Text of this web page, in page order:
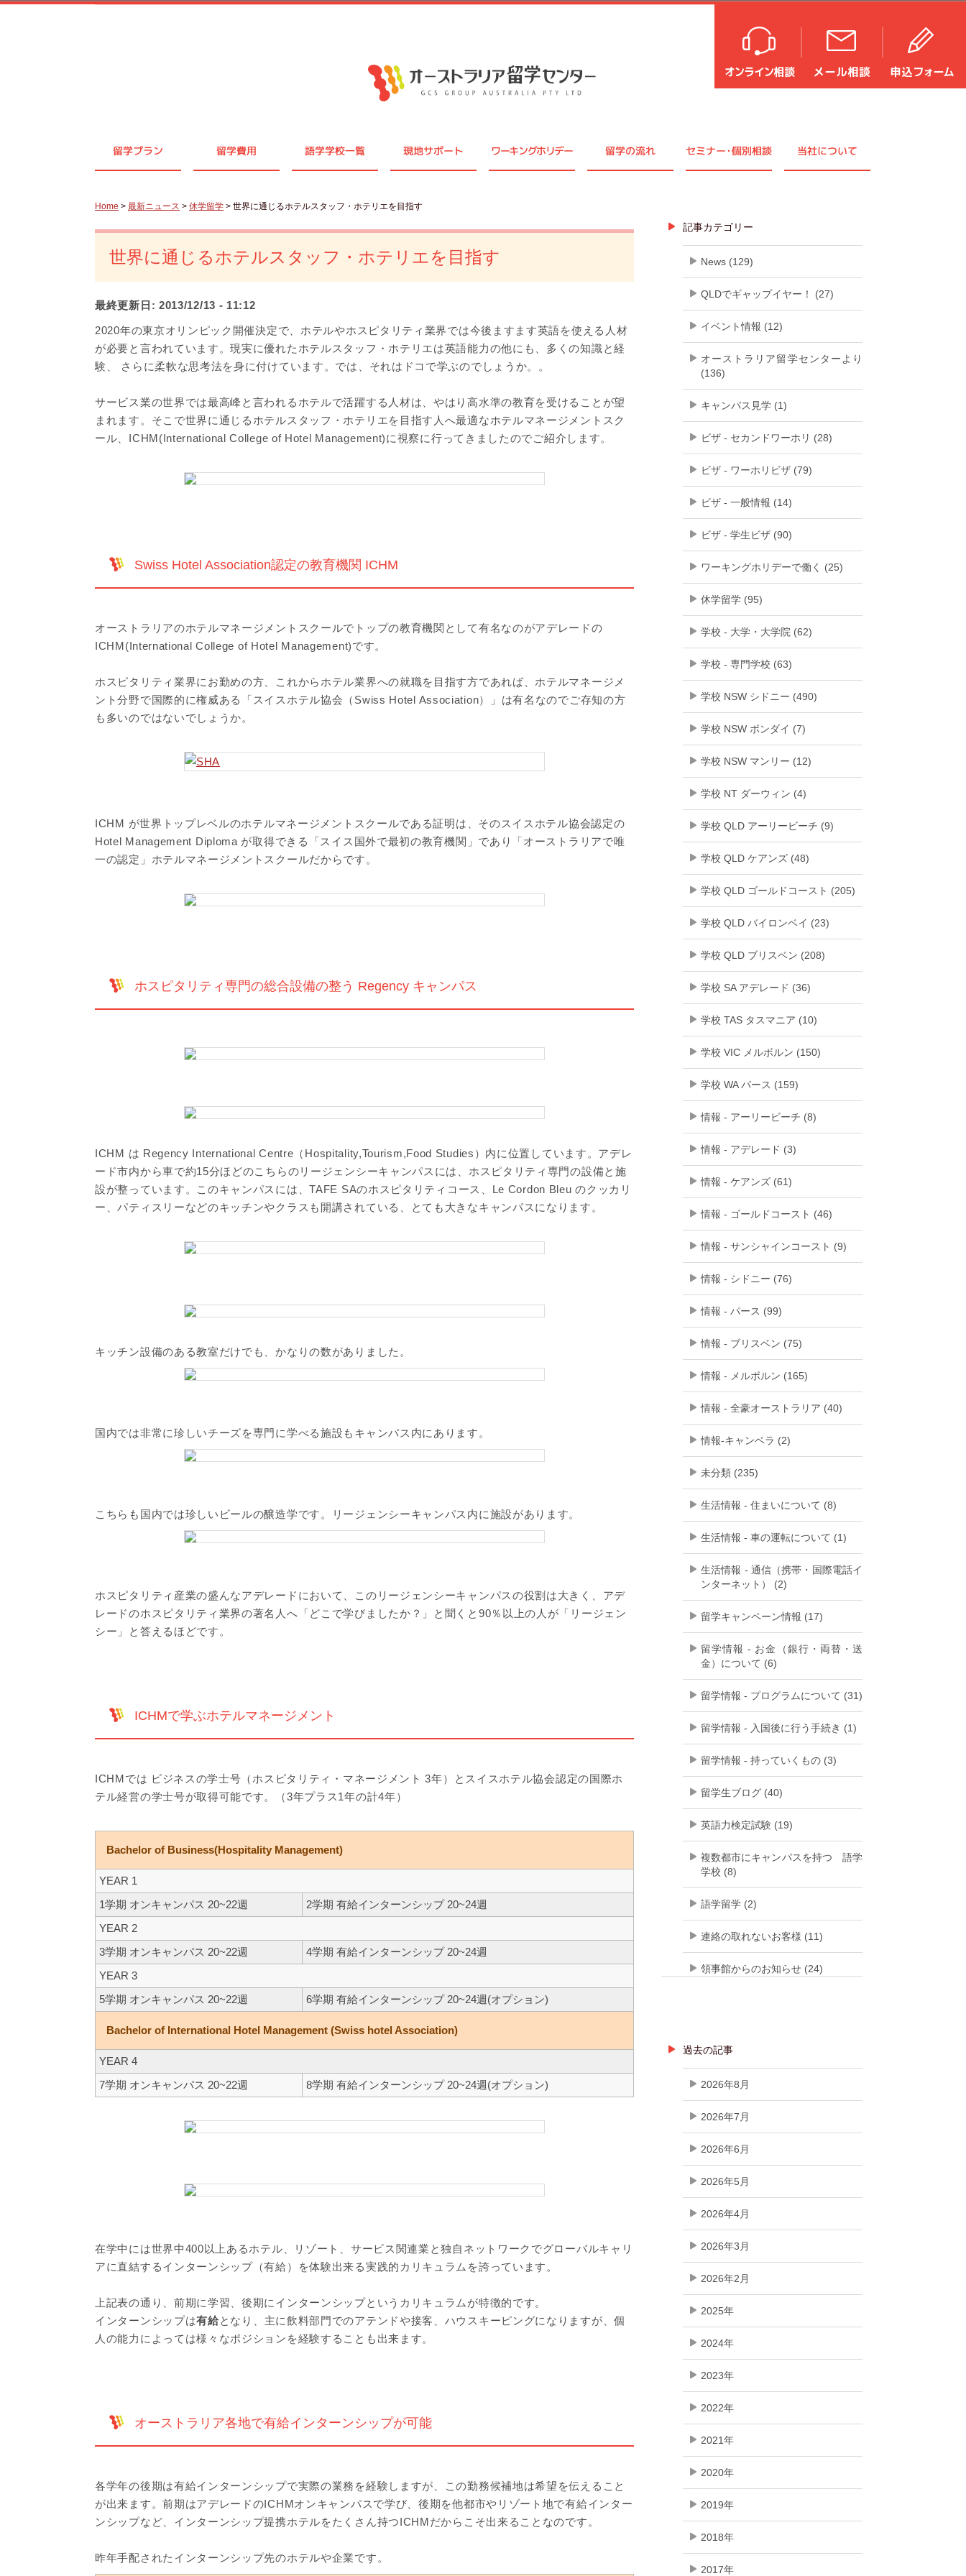
留学プラン 留学費用 語学学校一覧 現地サポート ワーキングホリデー 留学の流れ セミナー・個別相談 当社について
Home > 最新ニュース > 休学留学 > 世界に通じるホテルスタッフ・ホテリエを目指す
世界に通じるホテルスタッフ・ホテリエを目指す
最終更新日: 2013/12/13 - 11:12
2020年の東京オリンピック開催決定で、ホテルやホスピタリティ業界では今後ますます英語を使える人材
が必要と言われています。現実に優れたホテルスタッフ・ホテリエは英語能力の他にも、多くの知識と経
験、 さらに柔軟な思考法を身に付けています。では、それはドコで学ぶのでしょうか。。
サービス業の世界では最高峰と言われるホテルで活躍する人材は、やはり高水準の教育を受けることが望
まれます。そこで世界に通じるホテルスタッフ・ホテリエを目指す人へ最適なホテルマネージメントスク
ール、ICHM(International College of Hotel Management)に視察に行ってきましたのでご紹介します。
Swiss Hotel Association認定の教育機関 ICHM
オーストラリアのホテルマネージメントスクールでトップの教育機関として有名なのがアデレードの
ICHM(International College of Hotel Management)です。
ホスピタリティ業界にお勤めの方、これからホテル業界への就職を目指す方であれば、ホテルマネージメ
ント分野で国際的に権威ある「スイスホテル協会（Swiss Hotel Association）」は有名なのでご存知の方
も多いのではないでしょうか。
ICHM が世界トップレベルのホテルマネージメントスクールである証明は、そのスイスホテル協会認定の
Hotel Management Diploma が取得できる「スイス国外で最初の教育機関」であり「オーストラリアで唯
一の認定」ホテルマネージメントスクールだからです。
ホスピタリティ専門の総合設備の整う Regency キャンパス
ICHM は Regency International Centre（Hospitality,Tourism,Food Studies）内に位置しています。アデレ
ード市内から車で約15分ほどのこちらのリージェンシーキャンパスには、ホスピタリティ専門の設備と施
設が整っています。このキャンパスには、TAFE SAのホスピタリティコース、Le Cordon Bleu のクッカリ
ー、パティスリーなどのキッチンやクラスも開講されている、とても大きなキャンパスになります。
キッチン設備のある教室だけでも、かなりの数がありました。
国内では非常に珍しいチーズを専門に学べる施設もキャンパス内にあります。
こちらも国内では珍しいビールの醸造学です。リージェンシーキャンパス内に施設があります。
ホスピタリティ産業の盛んなアデレードにおいて、このリージェンシーキャンパスの役割は大きく、アデ
レードのホスピタリティ業界の著名人へ「どこで学びましたか？」と聞くと90％以上の人が「リージェン
シー」と答えるほどです。
ICHMで学ぶホテルマネージメント
ICHMでは ビジネスの学士号（ホスピタリティ・マネージメント 3年）とスイスホテル協会認定の国際ホ
テル経営の学士号が取得可能です。（3年プラス1年の計4年）
Bachelor of Business(Hospitality Management)
YEAR 1
1学期 オンキャンパス 20~22週
2学期 有給インターンシップ 20~24週
YEAR 2
3学期 オンキャンパス 20~22週
4学期 有給インターンシップ 20~24週
YEAR 3
5学期 オンキャンパス 20~22週
6学期 有給インターンシップ 20~24週(オプション)
Bachelor of International Hotel Management (Swiss hotel Association)
YEAR 4
7学期 オンキャンパス 20~22週
8学期 有給インターンシップ 20~24週(オプション)
在学中には世界中400以上あるホテル、リゾート、サービス関連業と独自ネットワークでグローバルキャリ
アに直結するインターンシップ（有給）を体験出来る実践的カリキュラムを誇っています。
上記表の通り、前期に学習、後期にインターンシップというカリキュラムが特徴的です。
インターンシップは有給となり、主に飲料部門でのアテンドや接客、ハウスキーピングになりますが、個
人の能力によっては様々なポジションを経験することも出来ます。
オーストラリア各地で有給インターンシップが可能
各学年の後期は有給インターンシップで実際の業務を経験しますが、この勤務候補地は希望を伝えること
が出来ます。前期はアデレードのICHMオンキャンパスで学び、後期を他都市やリゾート地で有給インター
ンシップなど、インターンシップ提携ホテルをたくさん持つICHMだからこそ出来ることなのです。
昨年手配されたインターンシップ先のホテルや企業です。
記事カテゴリー
News (129)
QLDでギャップイヤー！ (27)
イベント情報 (12)
オーストラリア留学センターより
(136)
キャンパス見学 (1)
ビザ - セカンドワーホリ (28)
ビザ - ワーホリビザ (79)
ビザ - 一般情報 (14)
ビザ - 学生ビザ (90)
ワーキングホリデーで働く (25)
休学留学 (95)
学校 - 大学・大学院 (62)
学校 - 専門学校 (63)
学校 NSW シドニー (490)
学校 NSW ボンダイ (7)
学校 NSW マンリー (12)
学校 NT ダーウィン (4)
学校 QLD アーリービーチ (9)
学校 QLD ケアンズ (48)
学校 QLD ゴールドコースト (205)
学校 QLD バイロンベイ (23)
学校 QLD ブリスベン (208)
学校 SA アデレード (36)
学校 TAS タスマニア (10)
学校 VIC メルボルン (150)
学校 WA パース (159)
情報 - アーリービーチ (8)
情報 - アデレード (3)
情報 - ケアンズ (61)
情報 - ゴールドコースト (46)
情報 - サンシャインコースト (9)
情報 - シドニー (76)
情報 - パース (99)
情報 - ブリスベン (75)
情報 - メルボルン (165)
情報 - 全豪オーストラリア (40)
情報-キャンベラ (2)
未分類 (235)
生活情報 - 住まいについて (8)
生活情報 - 車の運転について (1)
生活情報 - 通信（携帯・国際電話イ
ンターネット） (2)
留学キャンペーン情報 (17)
留学情報 - お金（銀行・両替・送
金）について (6)
留学情報 - プログラムについて (31)
留学情報 - 入国後に行う手続き (1)
留学情報 - 持っていくもの (3)
留学生ブログ (40)
英語力検定試験 (19)
複数都市にキャンパスを持つ 語学
学校 (8)
語学留学 (2)
連絡の取れないお客様 (11)
領事館からのお知らせ (24)
過去の記事
2026年8月
2026年7月
2026年6月
2026年5月
2026年4月
2026年3月
2026年2月
2025年
2024年
2023年
2022年
2021年
2020年
2019年
2018年
2017年